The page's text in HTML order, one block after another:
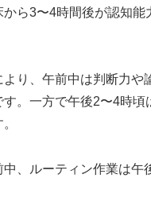
ら3〜4時間後が認知能
り、午前中は判断力や
す。一方で午後2〜4時頃
、ルーティン作業は午